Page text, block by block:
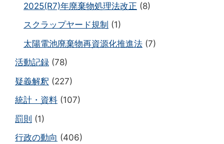
2025(R7)年廃棄物処理法改正 (8)
スクラップヤード規制 (1)
太陽電池廃棄物再資源化推進法 (7)
活動記録 (78)
疑義解釈 (227)
統計・資料 (107)
罰則 (1)
行政の動向 (406)